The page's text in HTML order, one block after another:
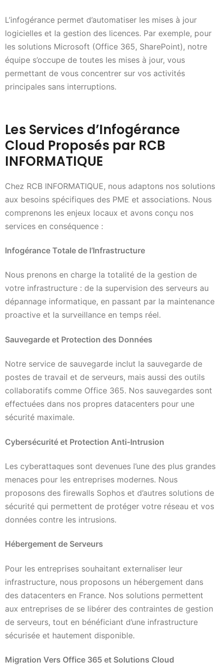
L’infogérance permet d’automatiser les mises à jour
logicielles et la gestion des licences. Par exemple, pour
les solutions Microsoft (Office 365, SharePoint), notre
équipe s’occupe de toutes les mises à jour, vous
permettant de vous concentrer sur vos activités
principales sans interruptions.
Les Services d’Infogérance
Cloud Proposés par RCB
INFORMATIQUE
Chez RCB INFORMATIQUE, nous adaptons nos solutions
aux besoins spécifiques des PME et associations. Nous
comprenons les enjeux locaux et avons conçu nos
services en conséquence :
Infogérance Totale de l’Infrastructure
Nous prenons en charge la totalité de la gestion de
votre infrastructure : de la supervision des serveurs au
dépannage informatique, en passant par la maintenance
proactive et la surveillance en temps réel.
Sauvegarde et Protection des Données
Notre service de sauvegarde inclut la sauvegarde de
postes de travail et de serveurs, mais aussi des outils
collaboratifs comme Office 365. Nos sauvegardes sont
effectuées dans nos propres datacenters pour une
sécurité maximale.
Cybersécurité et Protection Anti-Intrusion
Les cyberattaques sont devenues l’une des plus grandes
menaces pour les entreprises modernes. Nous
proposons des firewalls Sophos et d’autres solutions de
sécurité qui permettent de protéger votre réseau et vos
données contre les intrusions.
Hébergement de Serveurs
Pour les entreprises souhaitant externaliser leur
infrastructure, nous proposons un hébergement dans
des datacenters en France. Nos solutions permettent
aux entreprises de se libérer des contraintes de gestion
de serveurs, tout en bénéficiant d’une infrastructure
sécurisée et hautement disponible.
Migration Vers Office 365 et Solutions Cloud